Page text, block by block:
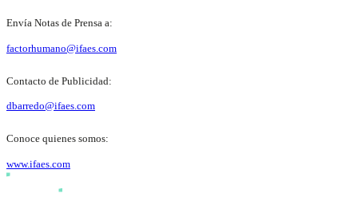
Envía Notas de Prensa a:
factorhumano@ifaes.com
Contacto de Publicidad:
dbarredo@ifaes.com
Conoce quienes somos:
www.ifaes.com